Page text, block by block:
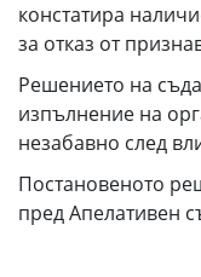
констатира
за отказ от
Решението на
изпълнение на
незабавно след
Постановеното
пред Апелативен